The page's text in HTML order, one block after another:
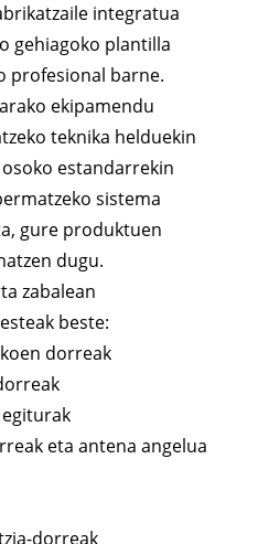
integratua
gehiagoko plantilla
profesional barne.
ekipamendu
teknika helduekin
estandarrekin
sistema
gure produktuen
dugu.
zabalean
beste:
dorreak
eta antena angelua
dorreak